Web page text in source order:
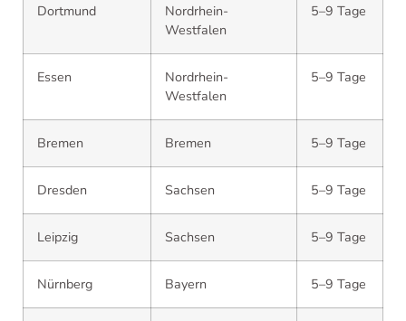
Dortmund
Nordrhein-
Westfalen
5–9 Tage
Essen
Nordrhein-
Westfalen
5–9 Tage
Bremen Bremen 5–9 Tage
Dresden Sachsen 5–9 Tage
Leipzig Sachsen 5–9 Tage
Nürnberg Bayern 5–9 Tage